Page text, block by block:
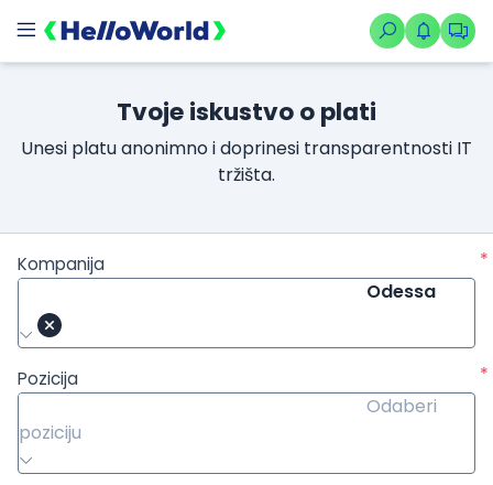
Tvoje iskustvo o plati
Unesi platu anonimno i doprinesi transparentnosti IT
tržišta.
Kompanija
*
Odessa
Pozicija
*
Odaberi
poziciju